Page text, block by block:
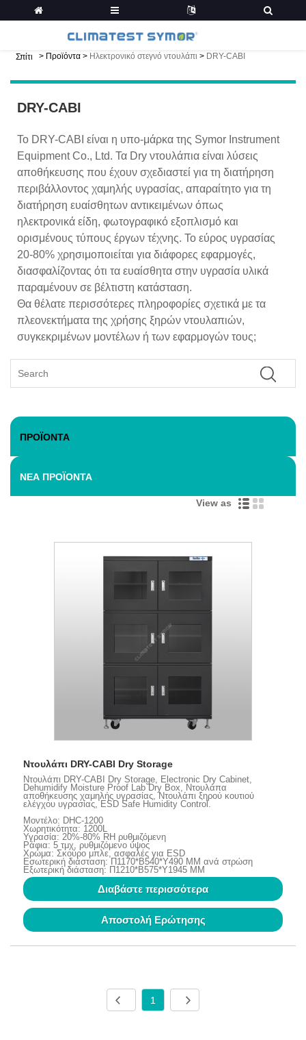
Σπίτι > Προϊόντα > Ηλεκτρονικό στεγνό ντουλάπι > DRY-CABI
DRY-CABI
Το DRY-CABI είναι η υπο-μάρκα της Symor Instrument
Equipment Co., Ltd. Τα Dry ντουλάπια είναι λύσεις
αποθήκευσης που έχουν σχεδιαστεί για τη διατήρηση
περιβάλλοντος χαμηλής υγρασίας, απαραίτητο για τη
διατήρηση ευαίσθητων αντικειμένων όπως
ηλεκτρονικά είδη, φωτογραφικό εξοπλισμό και
ορισμένους τύπους έργων τέχνης. Το εύρος υγρασίας
20-80% χρησιμοποιείται για διάφορες εφαρμογές,
διασφαλίζοντας ότι τα ευαίσθητα στην υγρασία υλικά
παραμένουν σε βέλτιστη κατάσταση.
Θα θέλατε περισσότερες πληροφορίες σχετικά με τα
πλεονεκτήματα της χρήσης ξηρών ντουλαπιών,
συγκεκριμένων μοντέλων ή των εφαρμογών τους;
ΠΡΟΪΌΝΤΑ
ΝΈΑ ΠΡΟΪΌΝΤΑ
View as
Ντουλάπι DRY-CABI Dry Storage
Ντουλάπι DRY-CABI Dry Storage, Electronic Dry Cabinet,
Dehumidify Moisture Proof Lab Dry Box, Ντουλάπα
αποθήκευσης χαμηλής υγρασίας, Ντουλάπι ξηρού κουτιού
ελέγχου υγρασίας, ESD Safe Humidity Control.
Μοντέλο: DHC-1200
Χωρητικότητα: 1200L
Υγρασία: 20%-80% RH ρυθμιζόμενη
Ράφια: 5 τμχ, ρυθμιζόμενο ύψος
Χρώμα: Σκούρο μπλε, ασφαλές για ESD
Εσωτερική διάσταση: Π1170*Β540*Υ490 ΜΜ ανά στρώση
Εξωτερική διάσταση: Π1210*Β575*Υ1945 ΜΜ
Διαβάστε περισσότερα
Αποστολή Ερώτησης
1